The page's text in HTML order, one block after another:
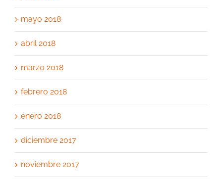
mayo 2018
abril 2018
marzo 2018
febrero 2018
enero 2018
diciembre 2017
noviembre 2017